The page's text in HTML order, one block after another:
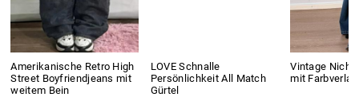
Amerikanische Retro High
Street Boyfriendjeans mit
weitem Bein
LOVE Schnalle
Persönlichkeit All Match
Gürtel
Vintage
mit